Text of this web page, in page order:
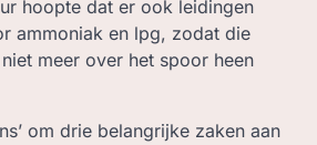
hoopte dat er ook leidingen
ammoniak en lpg, zodat die
meer over het spoor heen
om drie belangrijke zaken aan